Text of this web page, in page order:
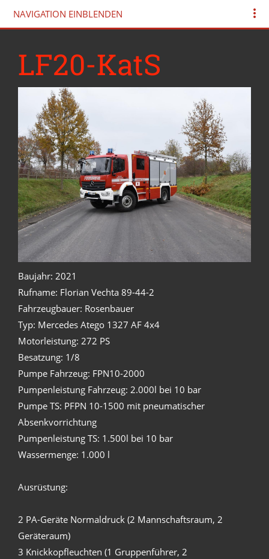
NAVIGATION EINBLENDEN
LF20-KatS
Baujahr: 2021
Rufname: Florian Vechta 89-44-2
Fahrzeugbauer: Rosenbauer
Typ: Mercedes Atego 1327 AF 4x4
Motorleistung: 272 PS
Besatzung: 1/8
Pumpe Fahrzeug: FPN10-2000
Pumpenleistung Fahrzeug: 2.000l bei 10 bar
Pumpe TS: PFPN 10-1500 mit pneumatischer
Absenkvorrichtung
Pumpenleistung TS: 1.500l bei 10 bar
Wassermenge: 1.000 l
Ausrüstung:
2 PA-Geräte Normaldruck (2 Mannschaftsraum, 2
Geräteraum)
3 Knickkopfleuchten (1 Gruppenführer, 2